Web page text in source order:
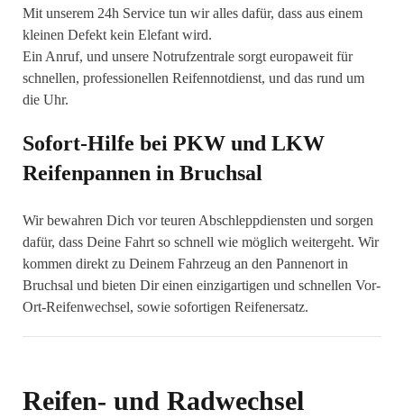
Mit unserem 24h Service tun wir alles dafür, dass aus einem
kleinen Defekt kein Elefant wird.
Ein Anruf, und unsere Notrufzentrale sorgt europaweit für
schnellen, professionellen Reifennotdienst, und das rund um
die Uhr.
Sofort-Hilfe bei PKW und LKW
Reifenpannen in Bruchsal
Wir bewahren Dich vor teuren Abschleppdiensten und sorgen
dafür, dass Deine Fahrt so schnell wie möglich weitergeht. Wir
kommen direkt zu Deinem Fahrzeug an den Pannenort in
Bruchsal und bieten Dir einen einzigartigen und schnellen Vor-
Ort-Reifenwechsel, sowie sofortigen Reifenersatz.
Reifen- und Radwechsel